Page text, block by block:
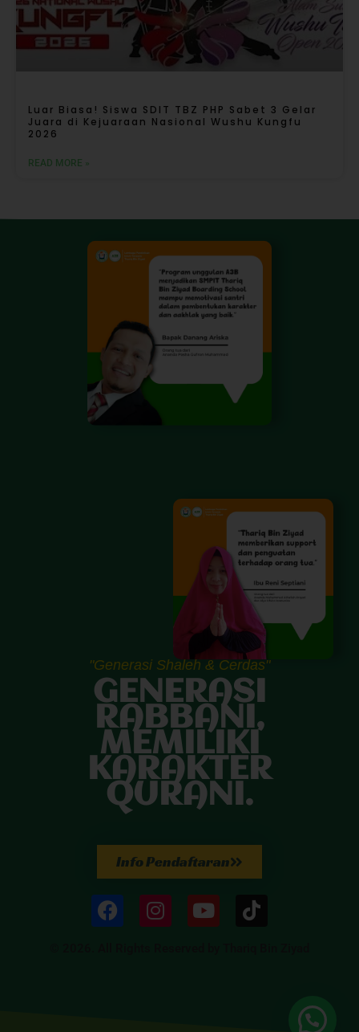
Luar Biasa! Siswa SDIT TBZ PHP Sabet 3 Gelar
Juara di Kejuaraan Nasional Wushu Kungfu
2026
READ MORE »
"Generasi Shaleh & Cerdas"
GENERASI
RABBANI,
MEMILIKI
KARAKTER
QURANI.
Info Pendaftaran